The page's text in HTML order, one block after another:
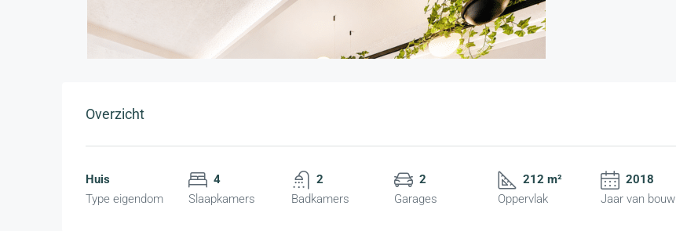
Overzicht
Huis
Type eigendom
4
Slaapkamers
2
Badkamers
2
Garages
212 m²
Oppervlak
2018
Jaar van bouw